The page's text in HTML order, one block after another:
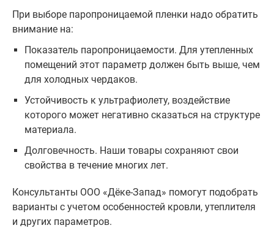
При выборе паропроницаемой пленки надо обратить
внимание на:
Показатель паропроницаемости. Для утепленных
помещений этот параметр должен быть выше, чем
для холодных чердаков.
Устойчивость к ультрафиолету, воздействие
которого может негативно сказаться на структуре
материала.
Долговечность. Наши товары сохраняют свои
свойства в течение многих лет.
Консультанты ООО «Дёке-Запад» помогут подобрать
варианты с учетом особенностей кровли, утеплителя
и других параметров.